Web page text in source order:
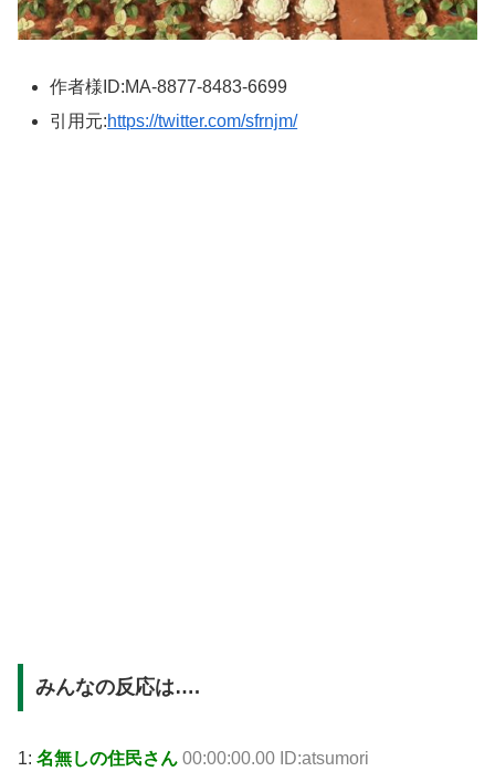
作者様ID:MA-8877-8483-6699
引用元:https://twitter.com/sfrnjm/
みんなの反応は….
1: 名無しの住民さん 00:00:00.00 ID:atsumori